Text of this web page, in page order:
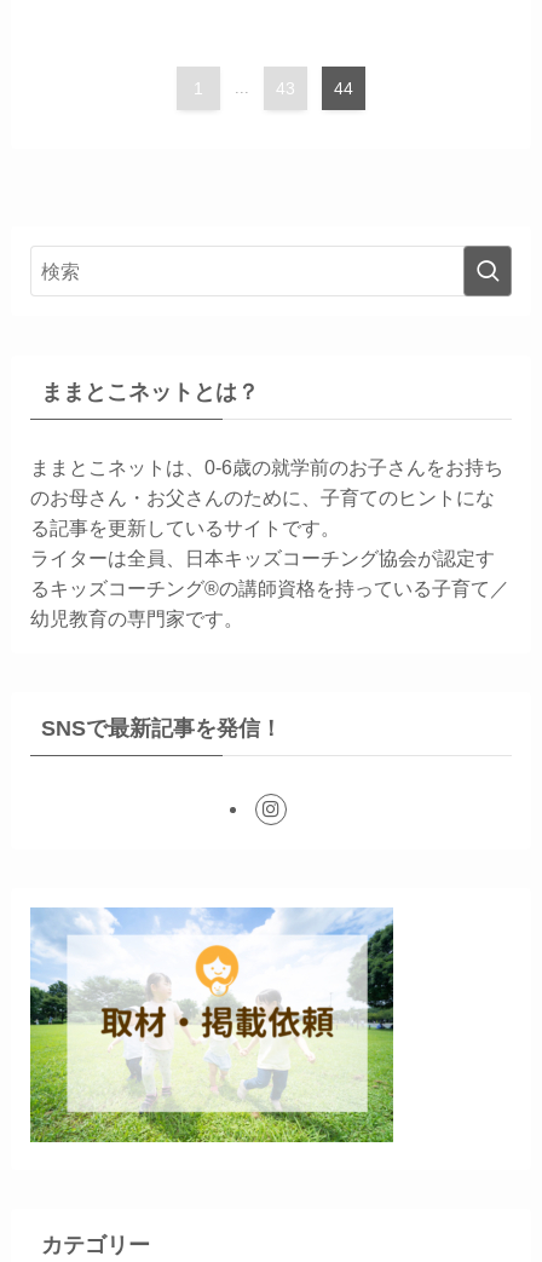
1 43 44
ままとこネットとは？
ままとこネットは、0-6歳の就学前のお子さんをお持ち
のお母さん・お父さんのために、子育てのヒントにな
る記事を更新しているサイトです。
ライターは全員、日本キッズコーチング協会が認定す
るキッズコーチング®の講師資格を持っている子育て／
幼児教育の専門家です。
SNSで最新記事を発信！
カテゴリー